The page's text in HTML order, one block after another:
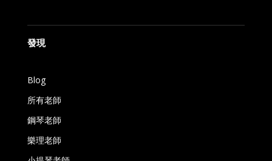
發現
Blog
所有老師
鋼琴老師
樂理老師